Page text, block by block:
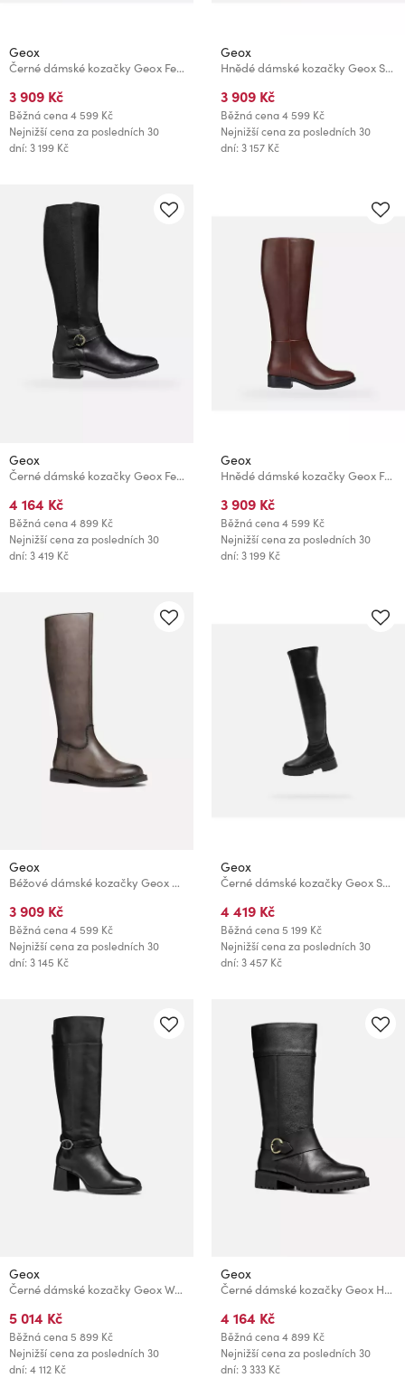
Geox
Černé dámské kozačky Geox Felicity
3 909 Kč
Běžná cena4 599 Kč
Nejnižší cena za posledních 30
dní: 3 199 Kč
Geox
Hnědé dámské kozačky Geox Serilda
3 909 Kč
Běžná cena4 599 Kč
Nejnižší cena za posledních 30
dní: 3 157 Kč
Geox
Černé dámské kozačky Geox Felicity
4 164 Kč
Běžná cena4 899 Kč
Nejnižší cena za posledních 30
dní: 3 419 Kč
Geox
Hnědé dámské kozačky Geox Felicity
3 909 Kč
Běžná cena4 599 Kč
Nejnižší cena za posledních 30
dní: 3 199 Kč
Geox
Béžové dámské kozačky Geox Serilda
3 909 Kč
Běžná cena4 599 Kč
Nejnižší cena za posledních 30
dní: 3 145 Kč
Geox
Černé dámské kozačky Geox Spherica Ec7
4 419 Kč
Běžná cena5 199 Kč
Nejnižší cena za posledních 30
dní: 3 457 Kč
Geox
Černé dámské kozačky Geox Walk Pleasure 55
5 014 Kč
Běžná cena5 899 Kč
Nejnižší cena za posledních 30
dní: 4 112 Kč
Geox
Černé dámské kozačky Geox Hoara
4 164 Kč
Běžná cena4 899 Kč
Nejnižší cena za posledních 30
dní: 3 333 Kč